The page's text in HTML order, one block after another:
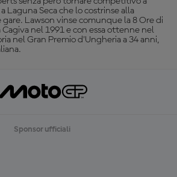
Laguna Seca che lo costrinse alla
Lawson vinse comunque la 8 Ore di
Cagiva nel 1991 e con essa ottenne nel
nel Gran Premio d'Ungheria a 34 anni,
Sponsor ufficiali